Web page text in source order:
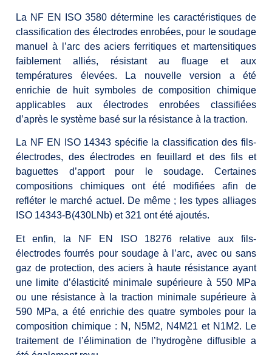
La NF EN ISO 3580 détermine les caractéristiques de
classification des électrodes enrobées, pour le soudage
manuel à l’arc des aciers ferritiques et martensitiques
faiblement alliés, résistant au fluage et aux
températures élevées. La nouvelle version a été
enrichie de huit symboles de composition chimique
applicables aux électrodes enrobées classifiées
d’après le système basé sur la résistance à la traction.
La NF EN ISO 14343 spécifie la classification des fils-
électrodes, des électrodes en feuillard et des fils et
baguettes d’apport pour le soudage. Certaines
compositions chimiques ont été modifiées afin de
refléter le marché actuel. De même ; les types alliages
ISO 14343-B(430LNb) et 321 ont été ajoutés.
Et enfin, la NF EN ISO 18276 relative aux fils-
électrodes fourrés pour soudage à l’arc, avec ou sans
gaz de protection, des aciers à haute résistance ayant
une limite d’élasticité minimale supérieure à 550 MPa
ou une résistance à la traction minimale supérieure à
590 MPa, a été enrichie des quatre symboles pour la
composition chimique : N, N5M2, N4M21 et N1M2. Le
traitement de l’élimination de l’hydrogène diffusible a